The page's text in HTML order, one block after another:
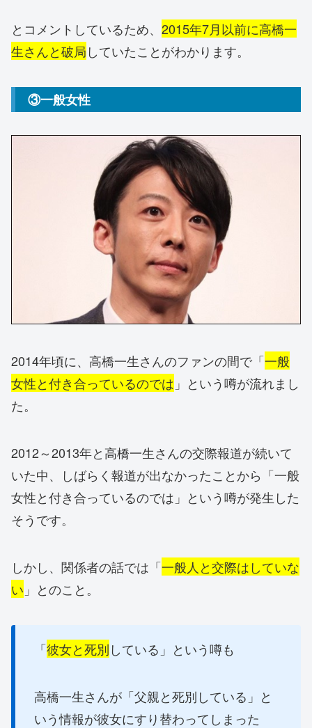
とコメントしているため、 2015年7月以前に高橋一
生さんと破局していたことがわかります。
③一般女性
2014年頃に、高橋一生さんのファンの間で「一般
女性と付き合っているのでは 」という噂が流れまし
た。
2012～2013年と高橋一生さんの交際報道が続いて
いた中、しばらく報道が出なかったことから「一般
女性と付き合っているのでは」という噂が発生した
そうです。
しかし、関係者の話では「一般人と交際はしていな
い 」とのこと。
「彼女と死別している」という噂も
高橋一生さんが「父親と死別している」と
いう情報が彼女にすり替わってしまった